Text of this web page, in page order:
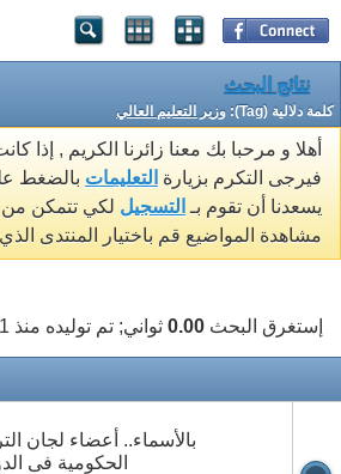
نتائج البحث
كلمة دلالية (Tag): وزير التعليم العالي
أهلا و مرحبا بك معنا زائرنا الكريم , إذا
فيرجى التكرم بزيارة التعليمات بالضغط
يسعدنا أن تقوم بـ التسجيل لكي تتمكن من
مشاهدة المواضيع قم باختيار المنتدى الذي
إستغرق البحث 0.00 ثواني; تم توليده منذ 11 دقيقة.
بالأسماء.. أعضاء لجان
الحكومية فى